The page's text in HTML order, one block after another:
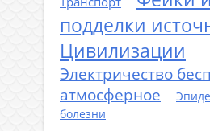
подделки
Цивилизации
Электричество
атмосферное
болезни